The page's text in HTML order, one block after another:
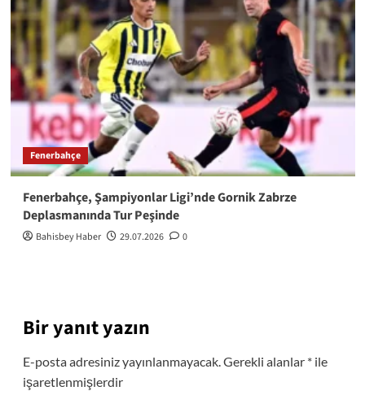
Fenerbahçe
Fenerbahçe, Şampiyonlar Ligi’nde Gornik Zabrze
Deplasmanında Tur Peşinde
Bahisbey Haber 29.07.2026 0
Bir yanıt yazın
E-posta adresiniz yayınlanmayacak. Gerekli alanlar *ile
işaretlenmişlerdir